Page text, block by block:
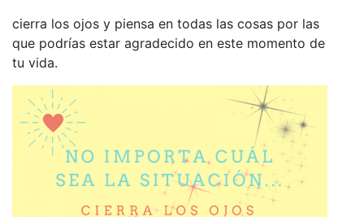
cierra los ojos y piensa en todas las cosas por las
que podrías estar agradecido en este momento de
tu vida.